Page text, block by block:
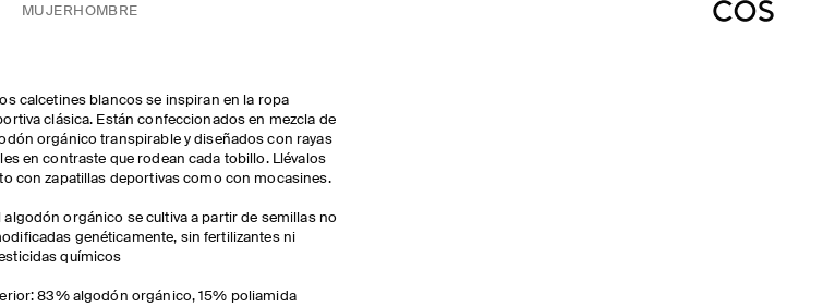
MUJER HOMBRE
calcetines blancos se inspiran en la ropa
clásica. Están confeccionados en mezcla de
orgánico transpirable y diseñados con rayas
en contraste que rodean cada tobillo. Llévalos
con zapatillas deportivas como con mocasines.
algodón orgánico se cultiva a partir de semillas no
genéticamente, sin fertilizantes ni
químicos
83% algodón orgánico, 15% poliamida